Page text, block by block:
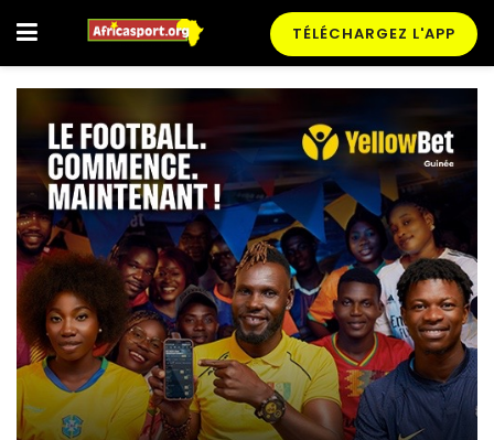
TÉLÉCHARGEZ L'APP